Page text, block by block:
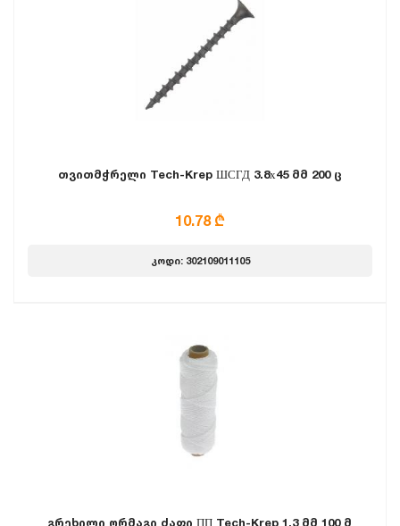
თვითმჭრელი Tech-Krep ШСГД 3.8х45 მმ 200 ც
10.78 ₾
კოდი: 302109011105
გრეხილი ორმაგი ძაფი ПП Tech-Krep 1,3 მმ 100 მ